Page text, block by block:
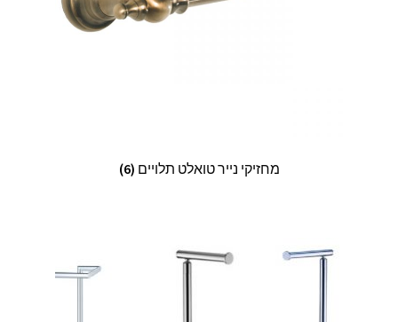
מחזיקי נייר טואלט תלויים (6)